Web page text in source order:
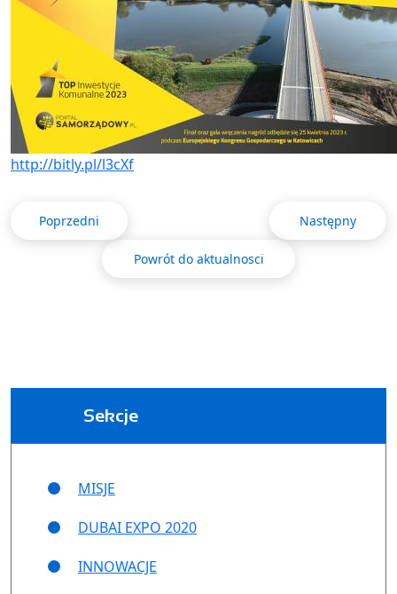
http://bitly.pl/l3cXf
Poprzedni Następny
Powrót do aktualnosci
Sekcje
MISJE
DUBAI EXPO 2020
INNOWACJE